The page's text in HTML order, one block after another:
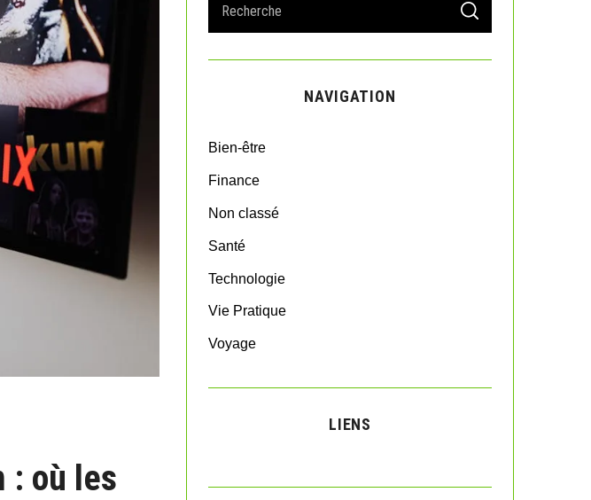
: où les
a
r
o
S
A
C
NAVIGATION
Bien-être
Finance
Non classé
Santé
Technologie
Vie Pratique
Voyage
LIENS